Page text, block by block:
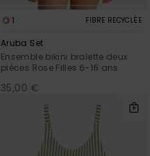
1 FIBRE RECYCLÉE
Aruba Set
Ensemble bikini bralette deux
pièces Rose Filles 6-16 ans
35,00 €